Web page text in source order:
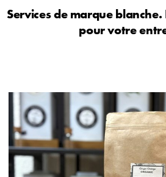
Services de marque
pour votre